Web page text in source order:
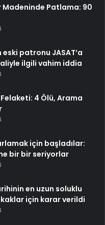
Madeninde Patlama: 90
eski patronu JASAT’a
ilgili vahim iddia
4 Ölü, Arama
için başladılar:
bir bir seriyorlar
en uzun soluklu
için karar verildi